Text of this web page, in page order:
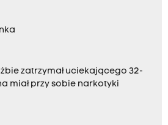
zatrzymał uciekającego 32-
miał przy sobie narkotyki